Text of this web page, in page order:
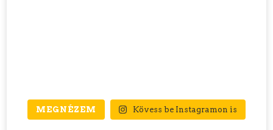
MEGNÉZEM Kövess be Instagramon is